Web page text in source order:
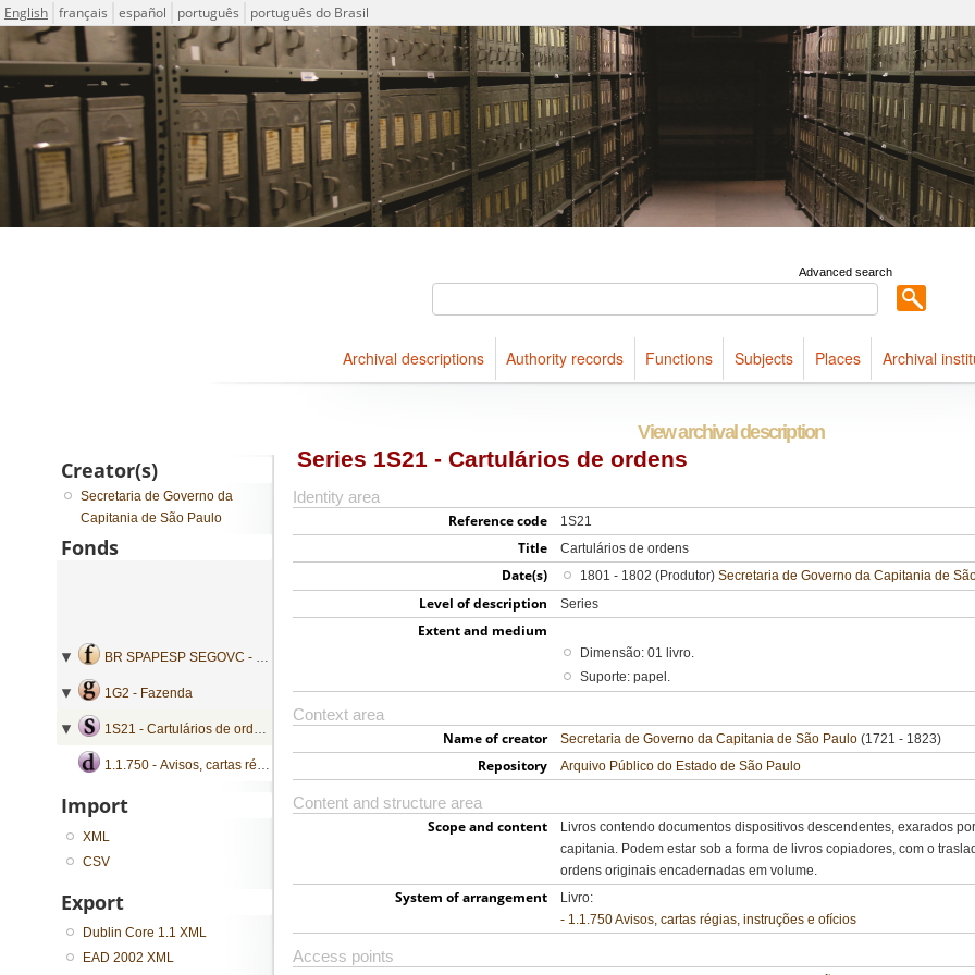
Language
English français español português português do Brasil
Descriptions for archival holdings maintained at Arquivo Público do Estado de São Paulo
ICA-AtoM Project
Advanced search
Archival descriptions Authority records Functions Subjects Places Archival
View archival description
Series 1S21 - Cartulários de ordens
Identity area
Reference code 1S21
Title Cartulários de ordens
Date(s) 1801 - 1802 (Produtor) Secretaria de Governo da Capitania de
Level of description Series
Extent and medium
Dimensão: 01 livro.
Suporte: papel.
Context area
Name of creator Secretaria de Governo da Capitania de São Paulo(1721 - 1823)
Repository Arquivo Público do Estado de São Paulo
Content and structure area
Scope and content
Livros contendo documentos dispositivos descendentes, exarados
capitania. Podem estar sob a forma de livros copiadores, com o
ordens originais encadernadas em volume.
System of arrangement
Livro:
- 1.1.750 Avisos, cartas régias, instruções e ofícios
Access points
Creator(s)
Secretaria de Governo da
Capitania de São Paulo
Fonds
BR SPAPESP SEGOVC - Secretaria de Governo da Capitania de São Paulo
1G2 - Fazenda
1S21 - Cartulários de ordens
1.1.750 - Avisos, cartas régias, instruções e ofícios
Import
XML
CSV
Export
Dublin Core 1.1 XML
EAD 2002 XML